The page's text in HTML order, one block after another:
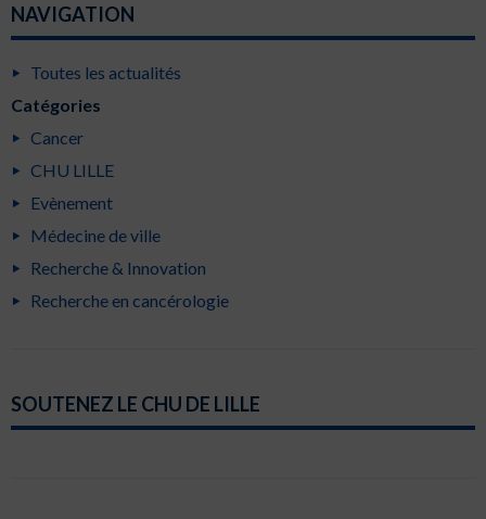
NAVIGATION
Toutes les actualités
Catégories
Cancer
CHU LILLE
Evènement
Médecine de ville
Recherche & Innovation
Recherche en cancérologie
SOUTENEZ LE CHU DE LILLE